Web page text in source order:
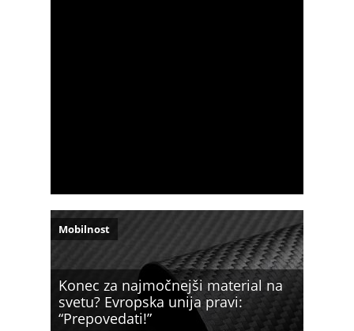
Konec za najmočnejši material na
svetu? Evropska unija pravi:
“Prepovedati!”
Mobilnost